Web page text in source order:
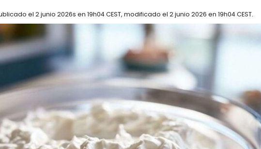
el 2 junio 2026s en 19h04 CEST, modificado el 2 junio 2026 en 19h04 CEST.